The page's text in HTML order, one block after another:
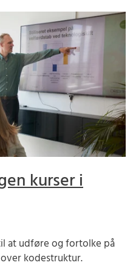
kurser i
at udføre og fortolke på
kodestruktur.